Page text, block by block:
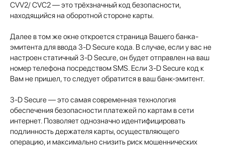
CVV2/ CVC2 — это трёхзначный код безопасности,
находящийся на оборотной стороне карты.
Далее в том же окне откроется страница Вашего банка-
эмитента для ввода 3-D Secure кода. В случае, если у вас не
настроен статичный 3-D Secure, он будет отправлен на ваш
номер телефона посредством SMS. Если 3-D Secure код к
Вам не пришел, то следует обратится в ваш банк-эмитент.
3-D Secure — это самая современная технология
обеспечения безопасности платежей по картам в сети
интернет. Позволяет однозначно идентифицировать
подлинность держателя карты, осуществляющего
операцию, и максимально снизить риск мошеннических